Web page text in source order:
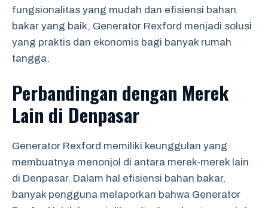
fungsionalitas yang mudah dan efisiensi bahan
bakar yang baik, Generator Rexford menjadi solusi
yang praktis dan ekonomis bagi banyak rumah
tangga.
Perbandingan dengan Merek
Lain di Denpasar
Generator Rexford memiliki keunggulan yang
membuatnya menonjol di antara merek-merek lain
di Denpasar. Dalam hal efisiensi bahan bakar,
banyak pengguna melaporkan bahwa Generator